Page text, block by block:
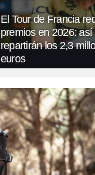
El Tour de Francia
premios en 2026: así
repartirán los 2,3
euros